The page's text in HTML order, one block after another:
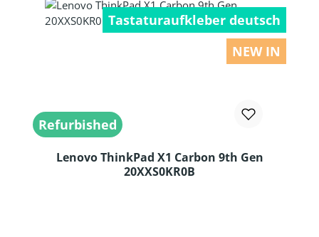
Tastaturaufkleber deutsch
NEW IN
Refurbished
Lenovo ThinkPad X1 Carbon 9th Gen
20XXS0KR0B